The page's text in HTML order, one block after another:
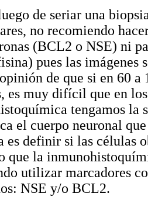
de seriar una
no recomiendo
(BCL2 o NSE) ni
pues las
de que si en 60
es muy difícil que en
tengamos la
el cuerpo neuronal
es definir si las células
que la
utilizar marcadores
NSE y/o BCL2.